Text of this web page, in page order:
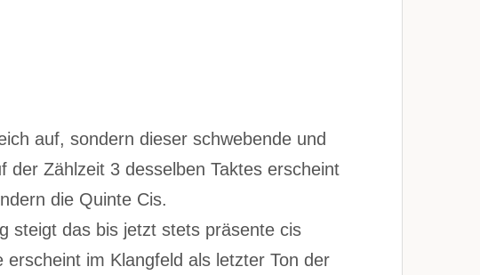
auf, sondern dieser schwebende und
Zählzeit 3 desselben Taktes erscheint
die Quinte Cis.
steigt das bis jetzt stets präsente cis
im Klangfeld als letzter Ton der